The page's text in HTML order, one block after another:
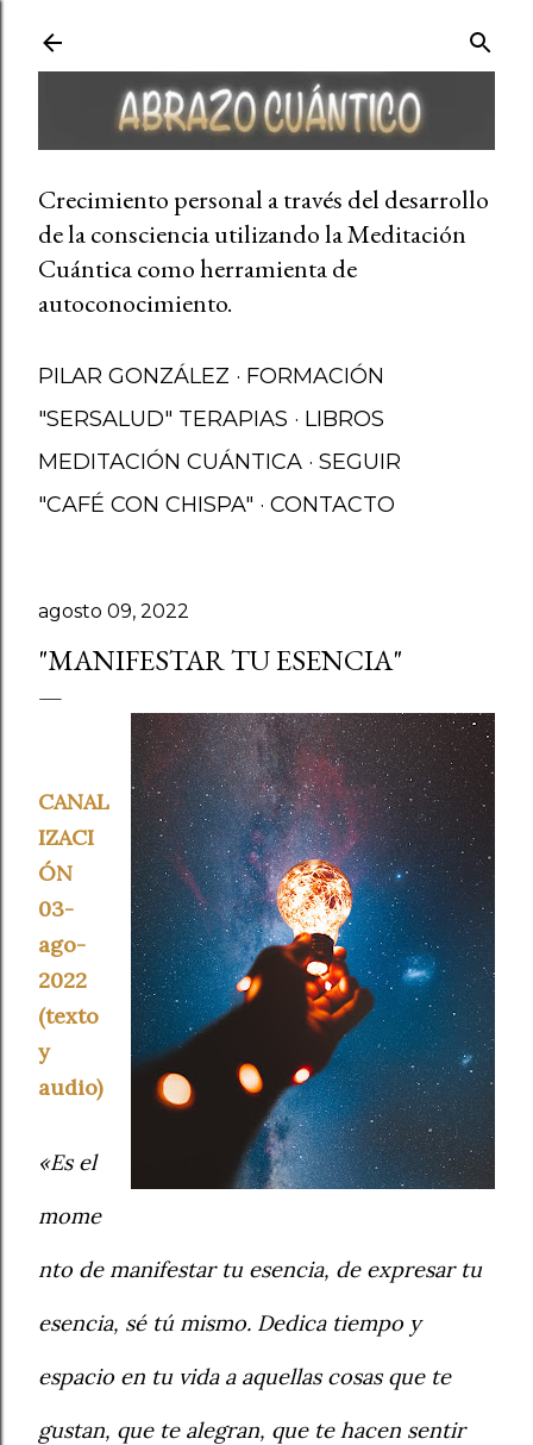
Crecimiento personal a través del desarrollo
de la consciencia utilizando la Meditación
Cuántica como herramienta de
autoconocimiento.
PILAR GONZÁLEZ
FORMACIÓN
"SERSALUD" TERAPIAS
LIBROS
MEDITACIÓN CUÁNTICA
SEGUIR
"CAFÉ CON CHISPA"
CONTACTO
agosto 09, 2022
"MANIFESTAR TU ESENCIA"
CANAL
IZACI
ÓN
03-
ago-
2022
(texto
y
audio)
«Es el
mome
nto de manifestar tu esencia, de expresar tu
esencia, sé tú mismo. Dedica tiempo y
espacio en tu vida a aquellas cosas que te
gustan, que te alegran, que te hacen sentir